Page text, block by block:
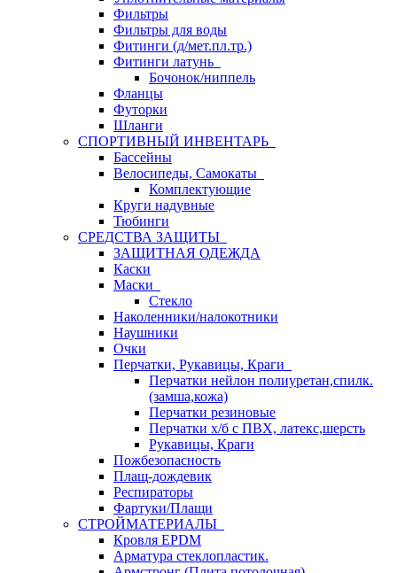
Фильтры
Фильтры для воды
Фитинги (д/мет.пл.тр.)
Фитинги латунь
Бочонок/ниппель
Фланцы
Футорки
Шланги
СПОРТИВНЫЙ ИНВЕНТАРЬ
Бассейны
Велосипеды, Самокаты
Комплектующие
Круги надувные
Тюбинги
СРЕДСТВА ЗАЩИТЫ
ЗАЩИТНАЯ ОДЕЖДА
Каски
Маски
Стекло
Наколенники/налокотники
Наушники
Очки
Перчатки, Рукавицы, Краги
Перчатки нейлон полиуретан,спилк.
(замша,кожа)
Перчатки резиновые
Перчатки х/б с ПВХ, латекс,шерсть
Рукавицы, Краги
Пожбезопасность
Плащ-дождевик
Респираторы
Фартуки/Плащи
СТРОЙМАТЕРИАЛЫ
Кровля ЕРDM
Арматура стеклопластик.